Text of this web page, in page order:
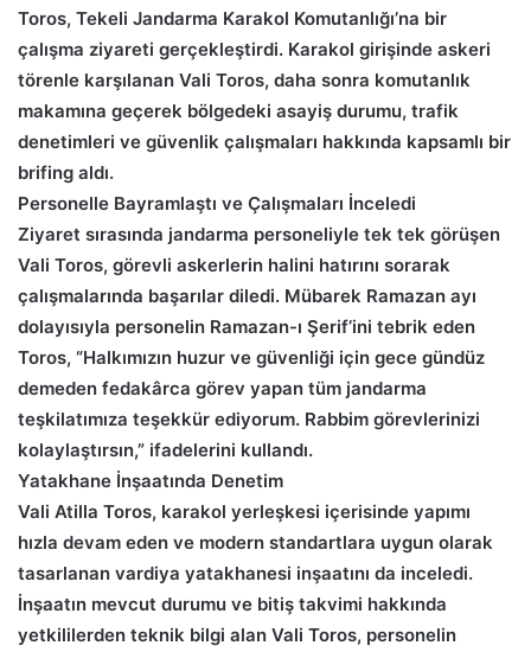
Toros, Tekeli Jandarma Karakol Komutanlığı’na bir
çalışma ziyareti gerçekleştirdi. Karakol girişinde askeri
törenle karşılanan Vali Toros, daha sonra komutanlık
makamına geçerek bölgedeki asayiş durumu, trafik
denetimleri ve güvenlik çalışmaları hakkında kapsamlı bir
brifing aldı.
Personelle Bayramlaştı ve Çalışmaları İnceledi
Ziyaret sırasında jandarma personeliyle tek tek görüşen
Vali Toros, görevli askerlerin halini hatırını sorarak
çalışmalarında başarılar diledi. Mübarek Ramazan ayı
dolayısıyla personelin Ramazan-ı Şerif’ini tebrik eden
Toros, “Halkımızın huzur ve güvenliği için gece gündüz
demeden fedakârca görev yapan tüm jandarma
teşkilatımıza teşekkür ediyorum. Rabbim görevlerinizi
kolaylaştırsın,” ifadelerini kullandı.
Yatakhane İnşaatında Denetim
Vali Atilla Toros, karakol yerleşkesi içerisinde yapımı
hızla devam eden ve modern standartlara uygun olarak
tasarlanan vardiya yatakhanesi inşaatını da inceledi.
İnşaatın mevcut durumu ve bitiş takvimi hakkında
yetkililerden teknik bilgi alan Vali Toros, personelin